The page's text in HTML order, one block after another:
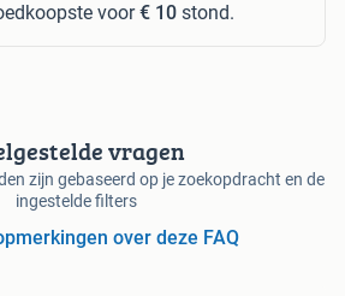
voor€ 10 stond.
vragen
zijn gebaseerd op je zoekopdracht en de
ingestelde filters
over deze FAQ